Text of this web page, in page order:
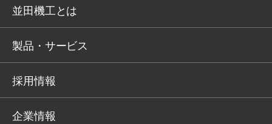
並田機工とは
製品・サービス
採用情報
企業情報